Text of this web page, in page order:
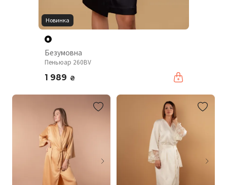
Новинка
Безумовна
Пеньюар 260BV
1 989 ₴